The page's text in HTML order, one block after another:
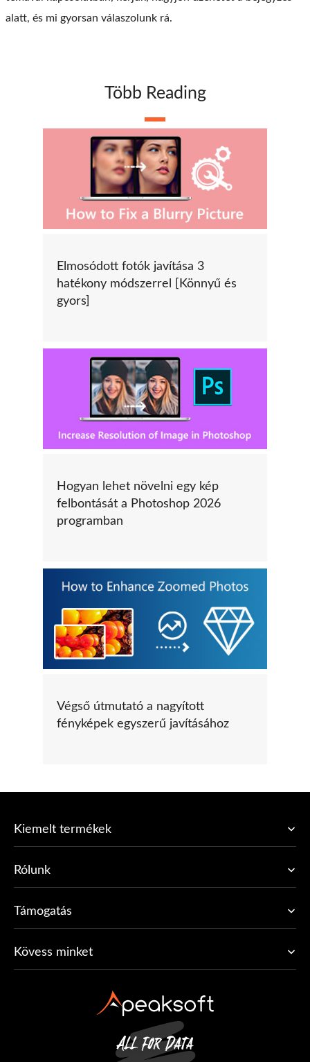
alatt, és mi gyorsan válaszolunk rá.
Több Reading
Elmosódott fotók javítása 3
hatékony módszerrel [Könnyű és
gyors]
Hogyan lehet növelni egy kép
felbontását a Photoshop 2026
programban
Végső útmutató a nagyított
fényképek egyszerű javításához
Kiemelt termékek
Rólunk
Támogatás
Kövess minket